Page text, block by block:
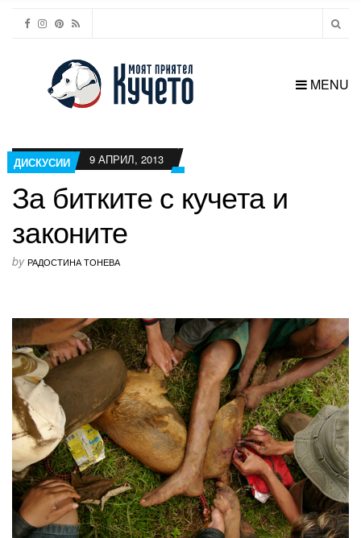
MENU
ДИСКУСИИ 9 АПРИЛ, 2013
За битките с кучета и
законите
by РАДОСТИНА ТОНЕВА